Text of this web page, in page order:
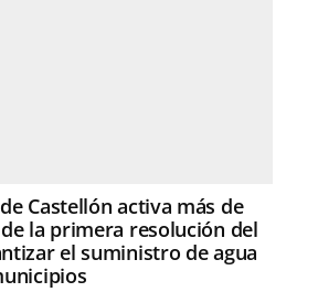
Castellón activa más de
la primera resolución del
el suministro de agua